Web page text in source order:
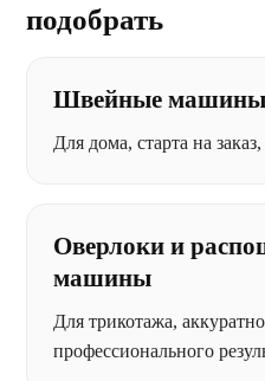
подобрать
Швейные машины
Для дома, старта на
Оверлоки и
машины
Для трикотажа,
профессионального